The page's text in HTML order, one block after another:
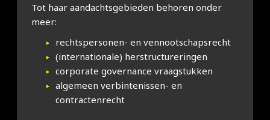
Tot haar aandachtsgebieden behoren onder
meer:
rechtspersonen- en vennootschapsrecht
(internationale) herstructureringen
corporate governance vraagstukken
algemeen verbintenissen- en
contractenrecht